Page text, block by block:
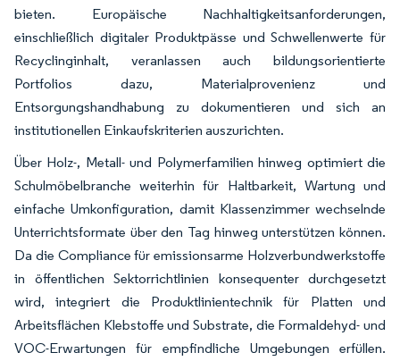
bieten. Europäische Nachhaltigkeitsanforderungen,
einschließlich digitaler Produktpässe und Schwellenwerte für
Recyclinginhalt, veranlassen auch bildungsorientierte
Portfolios dazu, Materialprovenienz und
Entsorgungshandhabung zu dokumentieren und sich an
institutionellen Einkaufskriterien auszurichten.
Über Holz-, Metall- und Polymerfamilien hinweg optimiert die
Schulmöbelbranche weiterhin für Haltbarkeit, Wartung und
einfache Umkonfiguration, damit Klassenzimmer wechselnde
Unterrichtsformate über den Tag hinweg unterstützen können.
Da die Compliance für emissionsarme Holzverbundwerkstoffe
in öffentlichen Sektorrichtlinien konsequenter durchgesetzt
wird, integriert die Produktlinientechnik für Platten und
Arbeitsflächen Klebstoffe und Substrate, die Formaldehyd- und
VOC-Erwartungen für empfindliche Umgebungen erfüllen.